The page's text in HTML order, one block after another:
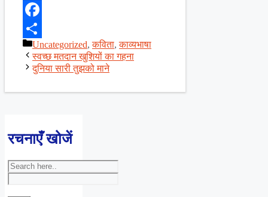
X
Facebook
Share
Categories
Uncategorized,कविता,काव्यभाषा
स्वच्छ मतदान खुशियों का गहना
दुनिया सारी तुझको माने
रचनाएँ खोजें